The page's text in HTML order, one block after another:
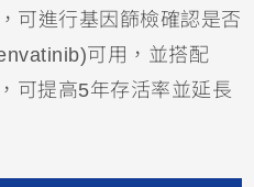
可進行基因篩檢確認是否
可用，並搭配
可提高5年存活率並延長